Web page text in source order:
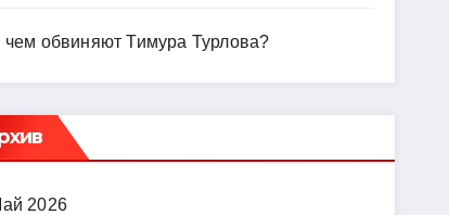
чем обвиняют Тимура Турлова?
2026